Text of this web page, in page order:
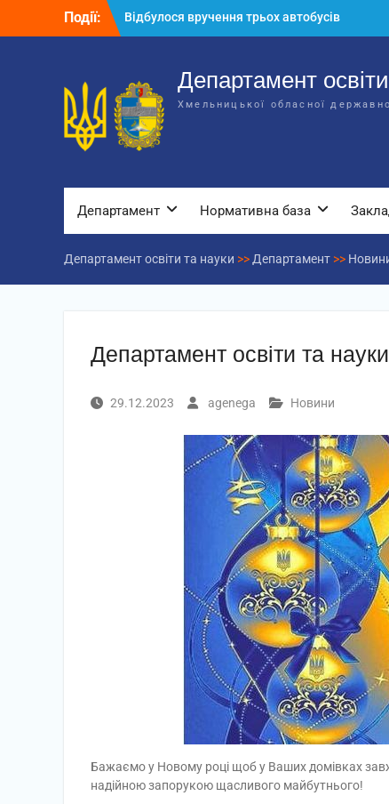
Події:
Відбулося вручення трьох автобусів
для потреб закладів освіти
Департаменту освіти та науки обласної
державної адміністрації
Відбулась обласна нарада для
відповідальних за національно-
патріотичне виховання
Департамент
Хмельницької обласної
Департамент Нормативна база
Департамент освіти та науки >> Департамент >>
Департамент освіти та
29.12.2023 agenega Новини
Бажаємо у Новому році щоб у Ваших домівках
надійною запорукою щасливого майбутнього!